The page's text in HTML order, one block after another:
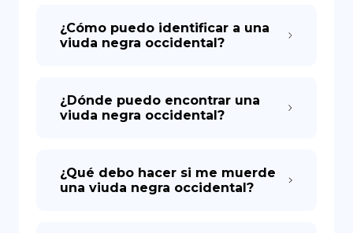
¿Cómo puedo identificar a una
viuda negra occidental?
¿Dónde puedo encontrar una
viuda negra occidental?
¿Qué debo hacer si me muerde
una viuda negra occidental?